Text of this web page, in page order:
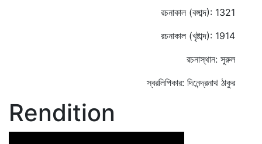
রচনাকাল (বঙ্গাব্দ): 1321
রচনাকাল (খৃষ্টাব্দ): 1914
রচনাস্থান: সুরুল
স্বরলিপিকার: দিনেন্দ্রনাথ ঠাকুর
Rendition